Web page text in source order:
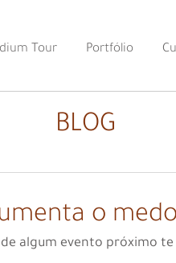
Tour Portfólio
o medo
algum evento próximo
BLOG